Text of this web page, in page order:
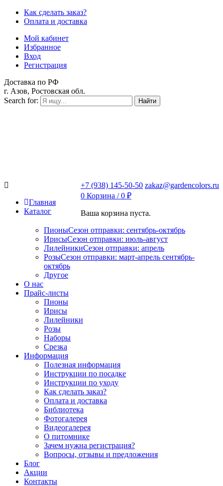
Как сделать заказ?
Оплата и доставка
Мой кабинет
Избранное
Вход
Регистрация
Доставка по РФ
г. Азов, Ростовская обл.
Search for:
Найти
+7 (938) 145-50-50 zakaz@gardencolors.ru
0 Корзина /0 ₽
Ваша корзина пуста.
Главная
Каталог
ПионыСезон отправки: сентябрь-октябрь
ИрисыСезон отправки: июль-август
ЛилейникиСезон отправки: апрель
РозыСезон отправки: март-апрель сентябрь-
октябрь
Другое
О нас
Прайс-листы
Пионы
Ирисы
Лилейники
Розы
Наборы
Срезка
Информация
Полезная информация
Инструкции по посадке
Инструкции по уходу
Как сделать заказ?
Оплата и доставка
Библиотека
Фотогалерея
Видеогалерея
О питомнике
Зачем нужна регистрация?
Вопросы, отзывы и предложения
Блог
Акции
Контакты